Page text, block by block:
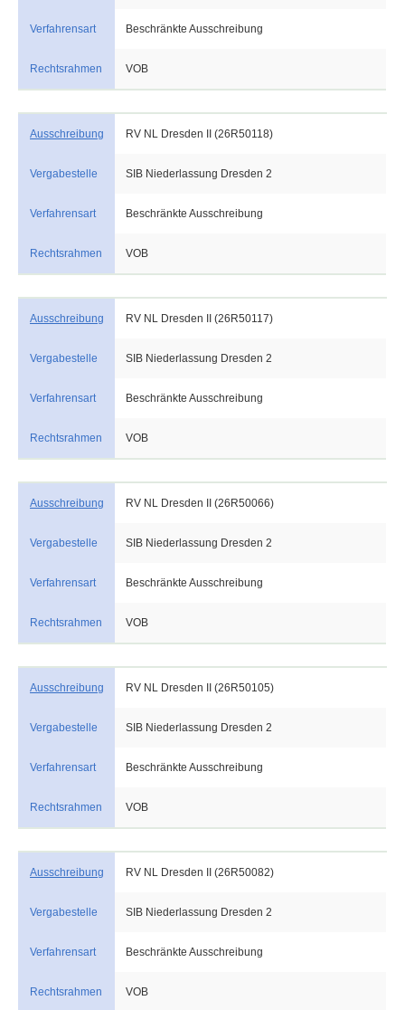
Verfahrensart Beschränkte Ausschreibung
Rechtsrahmen VOB
Ausschreibung RV NL Dresden II (26R50118)
Vergabestelle SIB Niederlassung Dresden 2
Verfahrensart Beschränkte Ausschreibung
Rechtsrahmen VOB
Ausschreibung RV NL Dresden II (26R50117)
Vergabestelle SIB Niederlassung Dresden 2
Verfahrensart Beschränkte Ausschreibung
Rechtsrahmen VOB
Ausschreibung RV NL Dresden II (26R50066)
Vergabestelle SIB Niederlassung Dresden 2
Verfahrensart Beschränkte Ausschreibung
Rechtsrahmen VOB
Ausschreibung RV NL Dresden II (26R50105)
Vergabestelle SIB Niederlassung Dresden 2
Verfahrensart Beschränkte Ausschreibung
Rechtsrahmen VOB
Ausschreibung RV NL Dresden II (26R50082)
Vergabestelle SIB Niederlassung Dresden 2
Verfahrensart Beschränkte Ausschreibung
Rechtsrahmen VOB